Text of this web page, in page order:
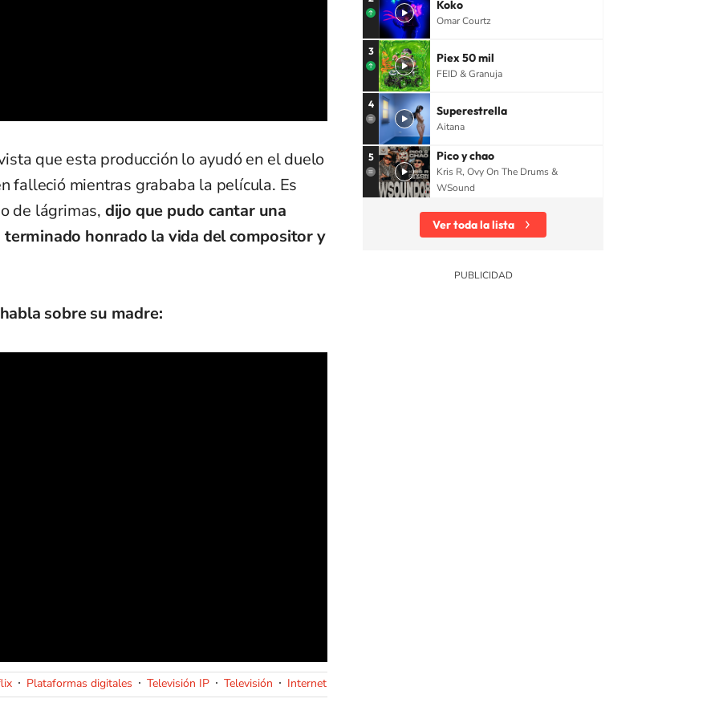
que esta producción lo ayudó en el duelo
falleció mientras grababa la película. Es
de lágrimas, dijo que pudo cantar una
terminado honrado la vida del compositor y
sobre su madre:
Plataformas digitales Televisión IP Televisión Internet
Koko
Omar Courtz
3 Piex 50 mil
FEID & Granuja
4 Superestrella
Aitana
5 Pico y chao
Kris R, Ovy On The Drums &
WSound
Ver toda la lista